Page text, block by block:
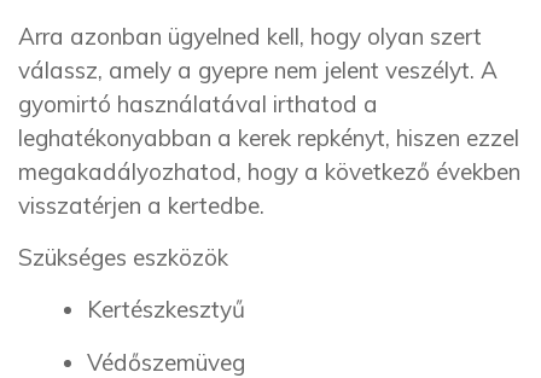
Arra azonban ügyelned kell, hogy olyan szert
válassz, amely a gyepre nem jelent veszélyt. A
gyomirtó használatával irthatod a
leghatékonyabban a kerek repkényt, hiszen ezzel
megakadályozhatod, hogy a következő években
visszatérjen a kertedbe.
Szükséges eszközök
Kertészkesztyű
Védőszemüveg